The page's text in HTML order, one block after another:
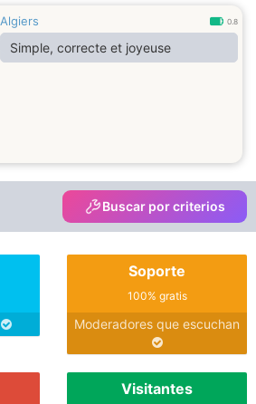
Algiers 0.8
Simple, correcte et joyeuse
Buscar por criterios
Soporte
100% gratis
Moderadores que escuchan
Visitantes